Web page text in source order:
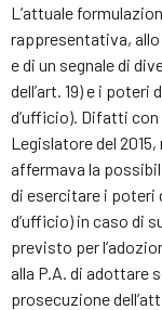
L’attuale
rappresentativa,
e di un segnale di
dell’art. 19) e i poteri
d’ufficio). Difatti con
Legislatore del
affermava la
di esercitare i poteri
d’ufficio) in caso di
previsto per
alla P.A. di adottare
prosecuzione